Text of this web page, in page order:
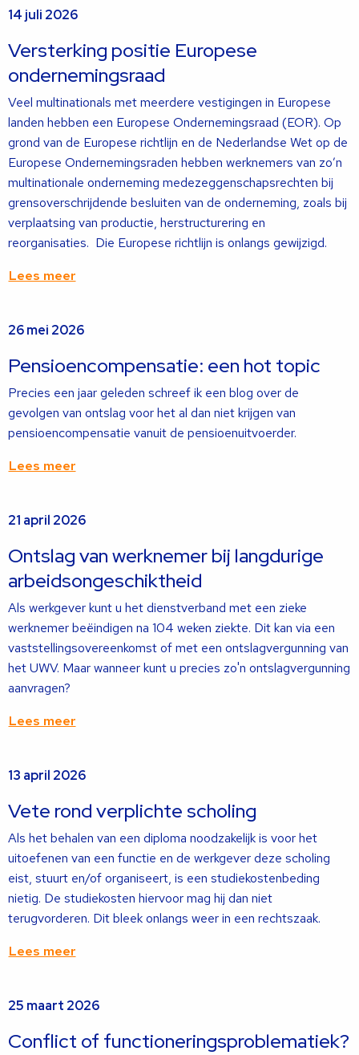
14 juli 2026
Versterking positie Europese
ondernemingsraad
Veel multinationals met meerdere vestigingen in Europese
landen hebben een Europese Ondernemingsraad (EOR). Op
grond van de Europese richtlijn en de Nederlandse Wet op de
Europese Ondernemingsraden hebben werknemers van zo’n
multinationale onderneming medezeggenschapsrechten bij
grensoverschrijdende besluiten van de onderneming, zoals bij
verplaatsing van productie, herstructurering en
reorganisaties. Die Europese richtlijn is onlangs gewijzigd.
Lees meer
meer
26 mei 2026
Pensioencompensatie: een hot topic
Precies een jaar geleden schreef ik een blog over de
gevolgen van ontslag voor het al dan niet krijgen van
pensioencompensatie vanuit de pensioenuitvoerder.
Lees meer
meer
21 april 2026
Ontslag van werknemer bij langdurige
arbeidsongeschiktheid
Als werkgever kunt u het dienstverband met een zieke
werknemer beëindigen na 104 weken ziekte. Dit kan via een
vaststellingsovereenkomst of met een ontslagvergunning van
het UWV. Maar wanneer kunt u precies zo'n ontslagvergunning
aanvragen?
Lees meer
meer
13 april 2026
Vete rond verplichte scholing
Als het behalen van een diploma noodzakelijk is voor het
uitoefenen van een functie en de werkgever deze scholing
eist, stuurt en/of organiseert, is een studiekostenbeding
nietig. De studiekosten hiervoor mag hij dan niet
terugvorderen. Dit bleek onlangs weer in een rechtszaak.
Lees meer
meer
25 maart 2026
Conflict of functioneringsproblematiek?